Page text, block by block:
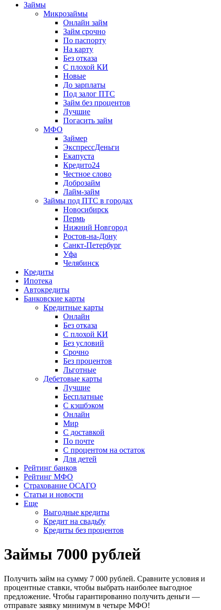
Займы
Микрозаймы
Онлайн займ
Займ срочно
По паспорту
На карту
Без отказа
С плохой КИ
Новые
До зарплаты
Под залог ПТС
Займ без процентов
Лучшие
Погасить займ
МФО
Займер
ЭкспрессДеньги
Екапуста
Кредито24
Честное слово
Доброзайм
Лайм-займ
Займы под ПТС в городах
Новосибирск
Пермь
Нижний Новгород
Ростов-на-Дону
Санкт-Петербург
Уфа
Челябинск
Кредиты
Ипотека
Автокредиты
Банковские карты
Кредитные карты
Онлайн
Без отказа
С плохой КИ
Без условий
Срочно
Без процентов
Льготные
Дебетовые карты
Лучшие
Бесплатные
С кэшбэком
Онлайн
Мир
С доставкой
По почте
С процентом на остаток
Для детей
Рейтинг банков
Рейтинг МФО
Страхование ОСАГО
Статьи и новости
Еще
Выгодные кредиты
Кредит на свадьбу
Кредиты без процентов
Займы 7000 рублей
Получить займ на сумму 7 000 рублей. Сравните условия и
процентные ставки, чтобы выбрать наиболее выгодное
предложение. Чтобы гарантированно получить деньги —
отправьте заявку минимум в четыре МФО!